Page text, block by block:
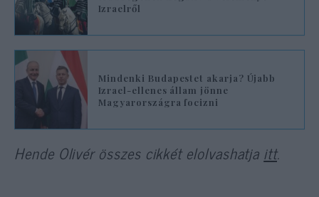
Izraelről
Mindenki Budapestet akarja? Újabb
Izrael-ellenes állam jönne
Magyarországra focizni
Hende Olivér összes cikkét elolvashatja itt.